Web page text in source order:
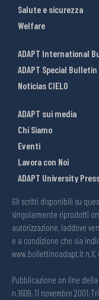
Salute e sicurezza
Welfare
ADAPT International
ADAPT Special Bulletin
Noticias CIELO
ADAPT sui media
Chi Siamo
Eventi
Lavora con Noi
ADAPT University
Gli scritti disponibili su
singolarmente riprodotti
autorizzazione, laddove
e a condizione che sia
www.bollettinoadapt.it n.X,
Pubblicazione on line della
n.1609, 11 novembre